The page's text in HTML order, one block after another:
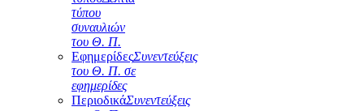
τύπου
συναυλιών
του Θ. Π.
ΕφημερίδεςΣυνεντεύξεις
του Θ. Π. σε
εφημερίδες
ΠεριοδικάΣυνεντεύξεις